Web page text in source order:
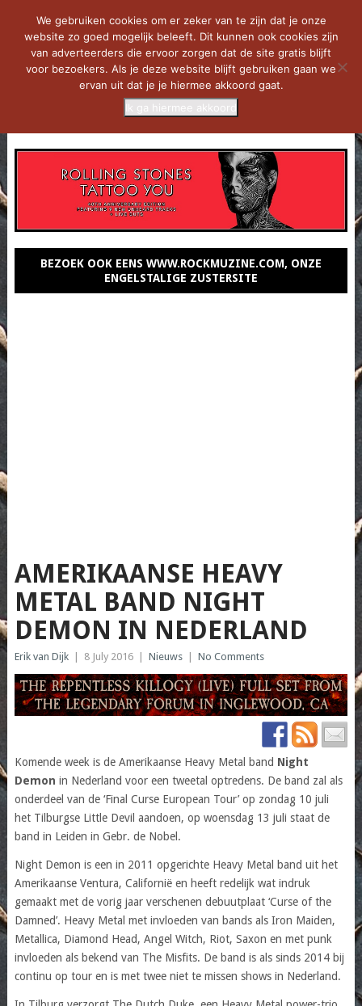
BEZOEK OOK EENS WWW.ROCKMUZINE.COM, ONZE
ENGELSTALIGE ZUSTERSITE
AMERIKAANSE HEAVY
METAL BAND NIGHT
DEMON IN NEDERLAND
Erik van Dijk 8 July 2016 Nieuws No Comments
Komende week is de Amerikaanse Heavy Metal band Night
Demon in Nederland voor een tweetal optredens. De band zal als
onderdeel van de ‘Final Curse European Tour’ op zondag 10 juli
het Tilburgse Little Devil aandoen, op woensdag 13 juli staat de
band in Leiden in Gebr. de Nobel.
Night Demon is een in 2011 opgerichte Heavy Metal band uit het
Amerikaanse Ventura, Californië en heeft redelijk wat indruk
gemaakt met de vorig jaar verschenen debuutplaat ‘Curse of the
Damned’. Heavy Metal met invloeden van bands als Iron Maiden,
Metallica, Diamond Head, Angel Witch, Riot, Saxon en met punk
invloeden als bekend van The Misfits. De band is als sinds 2014 bij
continu op tour en is met twee niet te missen shows in Nederland.
We gebruiken cookies om er zeker van te zijn dat je onze
website zo goed mogelijk beleeft. Dit kunnen ook cookies zijn
van adverteerders die ervoor zorgen dat de site gratis blijft
voor bezoekers. Als je deze website blijft gebruiken gaan we
ervan uit dat je je hiermee akkoord gaat.
Ik ga hiermee akkoord